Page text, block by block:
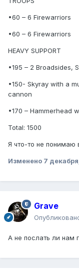
•60 – 6 Firewarriors
•60 – 6 Firewarriors
HEAVY SUPPORT
•195 – 2 Broadsides,
•150- Skyray with a
cannon
•170 – Hammerhead
Total: 1500
Я что-то не понимаю
Изменено 7
Grave
А не послать ли нам